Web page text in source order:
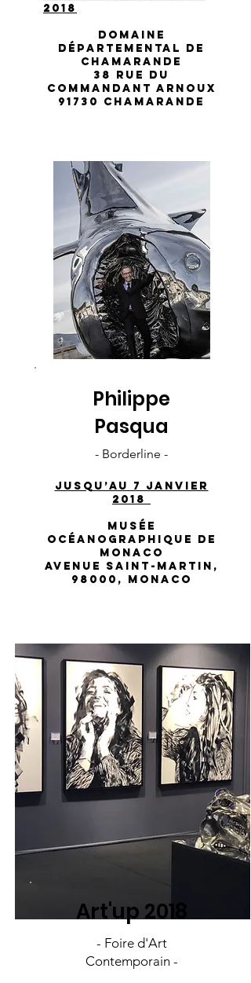
2018
Domaine
départemental de
Chamarande
38 rue du
Commandant Arnoux
91730 Chamarande
Philippe
Pasqua
- Borderline -
JUSQU’AU 7 JANVIER
2018
Musée
océanographique de
Monaco
Avenue Saint-Martin,
98000, Monaco
Art'up 2018
- Foire d'Art
Contemporain -